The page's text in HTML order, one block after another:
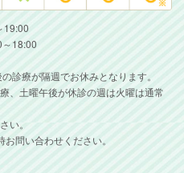
19:00
～18:00
診療が隔週でお休みとなります。
、土曜午後が休診の週は火曜は通常
い。
問い合わせください。